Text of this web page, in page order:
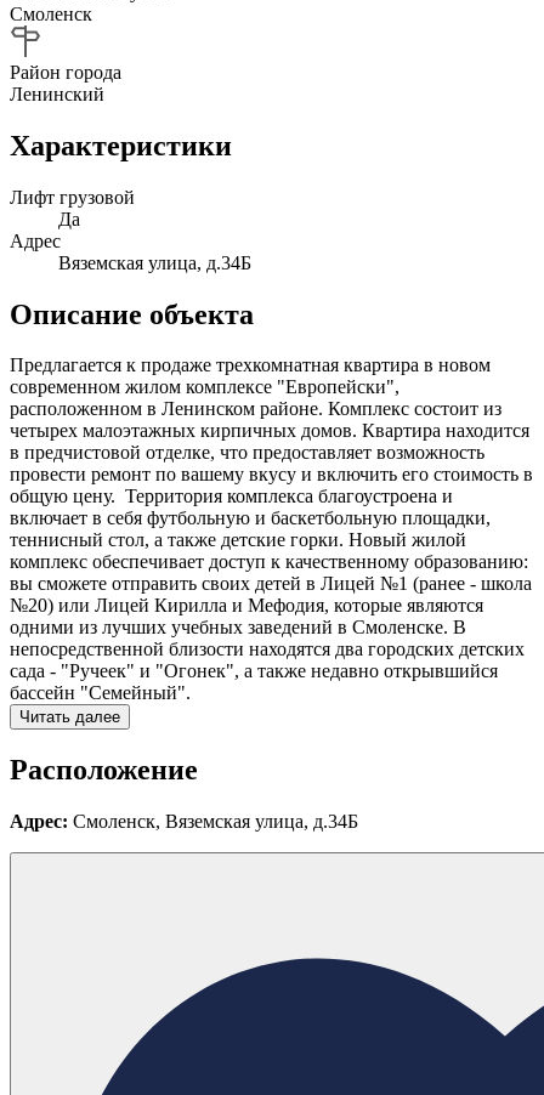
Смоленск
Район города
Ленинский
Характеристики
Лифт грузовой
Да
Адрес
Вяземская улица, д.34Б
Описание объекта
Предлагается к продаже трехкомнатная квартира в новом
современном жилом комплексе "Европейски",
расположенном в Ленинском районе. Комплекс состоит из
четырех малоэтажных кирпичных домов. Квартира находится
в предчистовой отделке, что предоставляет возможность
провести ремонт по вашему вкусу и включить его стоимость в
общую цену. Территория комплекса благоустроена и
включает в себя футбольную и баскетбольную площадки,
теннисный стол, а также детские горки. Новый жилой
комплекс обеспечивает доступ к качественному образованию:
вы сможете отправить своих детей в Лицей №1 (ранее - школа
№20) или Лицей Кирилла и Мефодия, которые являются
одними из лучших учебных заведений в Смоленске. В
непосредственной близости находятся два городских детских
сада - "Ручеек" и "Огонек", а также недавно открывшийся
бассейн "Семейный".
Читать далее
Расположение
Адрес: Смоленск, Вяземская улица, д.34Б